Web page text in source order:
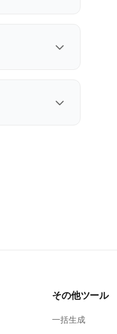
その他ツール
一括生成